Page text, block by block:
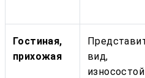
Гостиная,
прихожая
вид,